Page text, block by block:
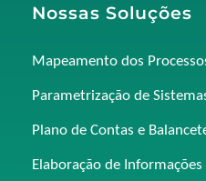
Nossas Soluções
Mapeamento dos
Parametrização de
Plano de Contas e
Elaboração de